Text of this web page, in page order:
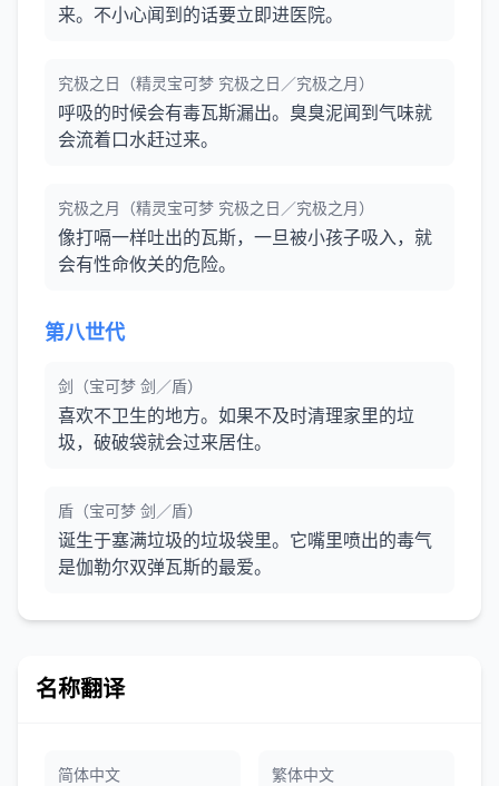
来。不小心闻到的话要立即进医院。
究极之日（精灵宝可梦 究极之日／究极之月）
呼吸的时候会有毒瓦斯漏出。臭臭泥闻到气味就
会流着口水赶过来。
究极之月（精灵宝可梦 究极之日／究极之月）
像打嗝一样吐出的瓦斯，一旦被小孩子吸入，就
会有性命攸关的危险。
第八世代
剑（宝可梦 剑／盾）
喜欢不卫生的地方。如果不及时清理家里的垃
圾，破破袋就会过来居住。
盾（宝可梦 剑／盾）
诞生于塞满垃圾的垃圾袋里。它嘴里喷出的毒气
是伽勒尔双弹瓦斯的最爱。
名称翻译
简体中文 繁体中文